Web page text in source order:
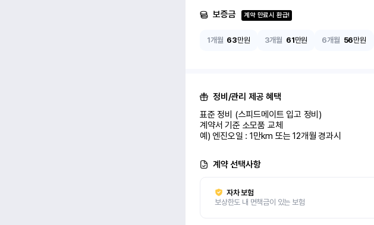
보증금 계약 만료시 환급!
1개월 63만원 3개월 61만원 6개월 56만원
정비/관리 제공 혜택
표준 정비 (스피드메이트 입고 정비)
계약서 기준 소모품 교체
예) 엔진오일 : 1만km 또는 12개월 경과시
계약 선택사항
자차 보험
보상한도 내 면책금이 있는 보험